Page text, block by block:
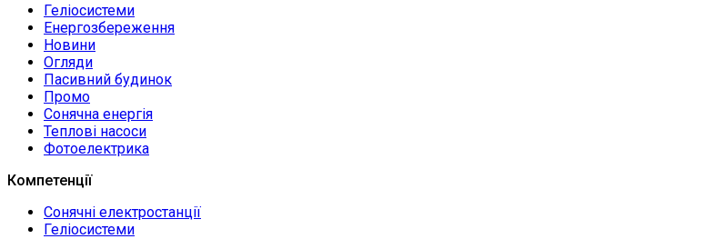
Геліосистеми
Енергозбереження
Новини
Огляди
Пасивний будинок
Промо
Сонячна енергія
Теплові насоси
Фотоелектрика
Компетенції
Сонячні електростанції
Геліосистеми